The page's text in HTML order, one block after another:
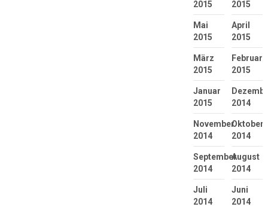
2015 2015
Mai
2015
April
2015
März
2015
Februar
2015
Januar
2015
2014
November
2014
Oktober
2014
September
2014
August
2014
Juli
2014
Juni
2014